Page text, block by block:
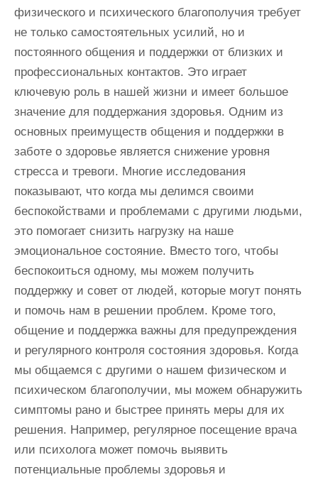
физического и психического благополучия требует
не только самостоятельных усилий, но и
постоянного общения и поддержки от близких и
профессиональных контактов. Это играет
ключевую роль в нашей жизни и имеет большое
значение для поддержания здоровья. Одним из
основных преимуществ общения и поддержки в
заботе о здоровье является снижение уровня
стресса и тревоги. Многие исследования
показывают, что когда мы делимся своими
беспокойствами и проблемами с другими людьми,
это помогает снизить нагрузку на наше
эмоциональное состояние. Вместо того, чтобы
беспокоиться одному, мы можем получить
поддержку и совет от людей, которые могут понять
и помочь нам в решении проблем. Кроме того,
общение и поддержка важны для предупреждения
и регулярного контроля состояния здоровья. Когда
мы общаемся с другими о нашем физическом и
психическом благополучии, мы можем обнаружить
симптомы рано и быстрее принять меры для их
решения. Например, регулярное посещение врача
или психолога может помочь выявить
потенциальные проблемы здоровья и